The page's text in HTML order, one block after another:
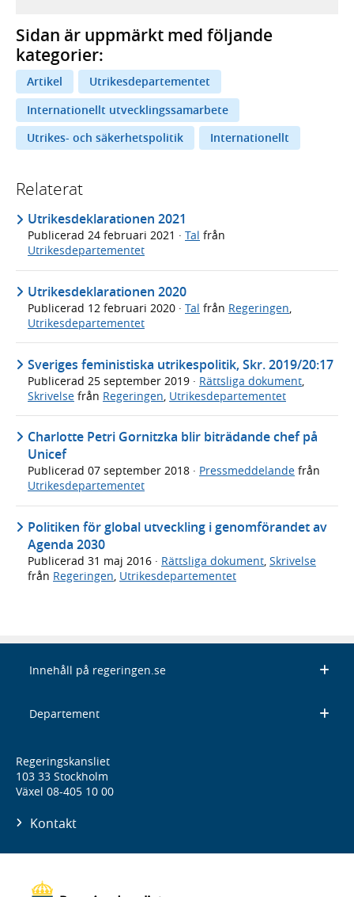
Sidan är uppmärkt med följande
kategorier:
Artikel
Utrikesdepartementet
Internationellt utvecklingssamarbete
Utrikes- och säkerhetspolitik
Internationellt
Relaterat
Utrikesdeklarationen 2021
Publicerad 24 februari 2021 · Tal från
Utrikesdepartementet
Utrikesdeklarationen 2020
Publicerad 12 februari 2020 · Tal från Regeringen,
Utrikesdepartementet
Sveriges feministiska utrikespolitik, Skr. 2019/20:17
Publicerad 25 september 2019 · Rättsliga dokument
Skrivelse från Regeringen Utrikesdepartementet
Charlotte Petri Gornitzka blir biträdande chef på
Unicef
Publicerad 07 september 2018 · Pressmeddelande från
Utrikesdepartementet
Politiken för global utveckling i genomförandet av
Agenda 2030
Publicerad 31 maj 2016 · Rättsliga dokument, Skrivelse
från Regeringen, Utrikesdepartementet
Innehåll på regeringen.se
Departement
Regeringskansliet
103 33 Stockholm
Växel 08-405 10 00
Kontakt